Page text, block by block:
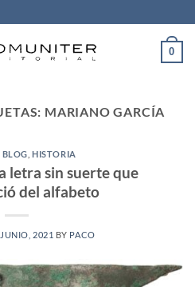
0
MARIANO GARCÍA
BLOG ,HISTORIA
letra sin suerte que
del alfabeto
2021 BY PACO